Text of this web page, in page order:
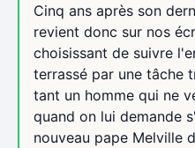
Cinq ans après son
revient donc sur nos
choisissant de suivre
terrassé par une tâche
tant un homme qui ne
quand on lui demande
nouveau pape Melville